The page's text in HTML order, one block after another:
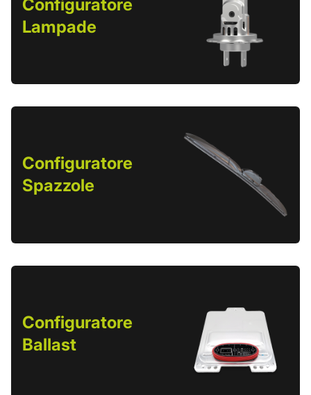
Configuratore
Lampade
Configuratore
Spazzole
Configuratore
Ballast